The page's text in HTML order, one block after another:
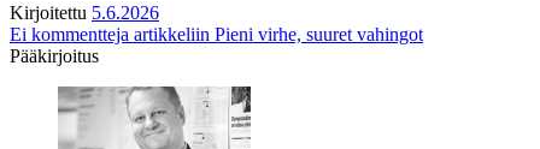
Kirjoitettu 5.6.2026
Ei kommentteja artikkeliin Pieni virhe, suuret vahingot
Pääkirjoitus